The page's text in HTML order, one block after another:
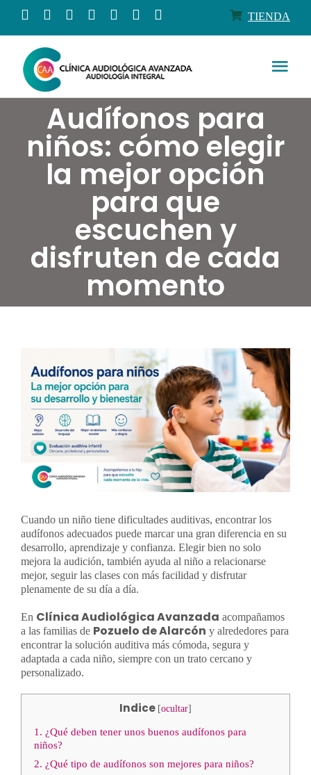
contenido
TIENDA
Conócenos
Productos
Salud auditiva
Llámanos 912 129 122
Audífonos para
niños: cómo elegir
la mejor opción
para que
escuchen y
disfruten de cada
momento
imagen
más
grande
Cuando un niño tiene dificultades auditivas, encontrar los
audífonos adecuados puede marcar una gran diferencia en su
desarrollo, aprendizaje y confianza. Elegir bien no solo
mejora la audición, también ayuda al niño a relacionarse
mejor, seguir las clases con más facilidad y disfrutar
plenamente de su día a día.
En Clínica Audiológica Avanzada acompañamos
a las familias de Pozuelo de Alarcón y alrededores para
encontrar la solución auditiva más cómoda, segura y
adaptada a cada niño, siempre con un trato cercano y
personalizado.
Indice [ocultar]
1. ¿Qué deben tener unos buenos audífonos para
niños?
2. ¿Qué tipo de audífonos son mejores para niños?